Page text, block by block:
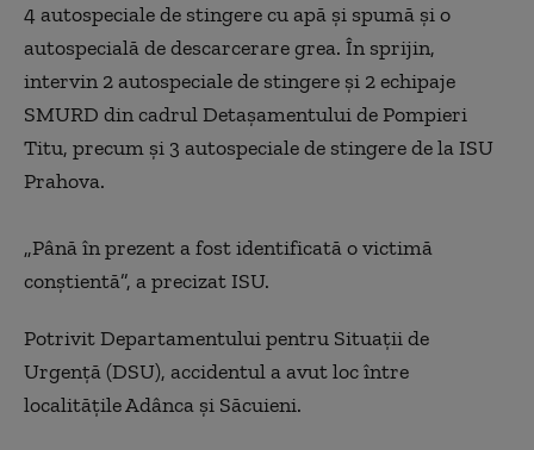
4 autospeciale de stingere cu apă şi spumă şi o
autospecială de descarcerare grea. În sprijin,
intervin 2 autospeciale de stingere şi 2 echipaje
SMURD din cadrul Detaşamentului de Pompieri
Titu, precum şi 3 autospeciale de stingere de la ISU
Prahova.
„Până în prezent a fost identificată o victimă
conştientă”, a precizat ISU.
Potrivit Departamentului pentru Situaţii de
Urgenţă (DSU), accidentul a avut loc între
localităţile Adânca şi Săcuieni.